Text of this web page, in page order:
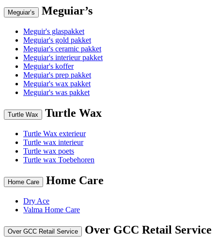
Meguiar’s Meguiar’s
Meguir's glaspakket
Meguiar's gold pakket
Meguiar's ceramic pakket
Meguiar's interieur pakket
Meguiar's koffer
Meguiar's prep pakket
Meguiar's wax pakket
Meguiar's was pakket
Turtle Wax Turtle Wax
Turtle Wax exterieur
Turtle wax interieur
Turtle wax poets
Turtle wax Toebehoren
Home Care Home Care
Dry Ace
Valma Home Care
Over GCC Retail Service Over GCC Retail Service